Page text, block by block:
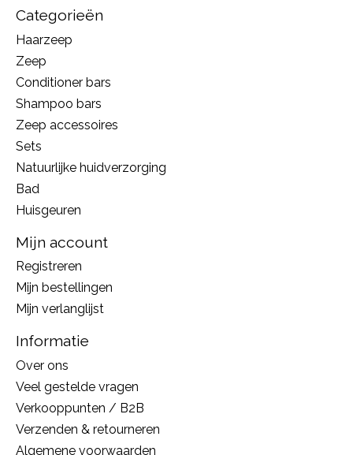
Categorieën
Haarzeep
Zeep
Conditioner bars
Shampoo bars
Zeep accessoires
Sets
Natuurlijke huidverzorging
Bad
Huisgeuren
Mijn account
Registreren
Mijn bestellingen
Mijn verlanglijst
Informatie
Over ons
Veel gestelde vragen
Verkooppunten / B2B
Verzenden & retourneren
Algemene voorwaarden